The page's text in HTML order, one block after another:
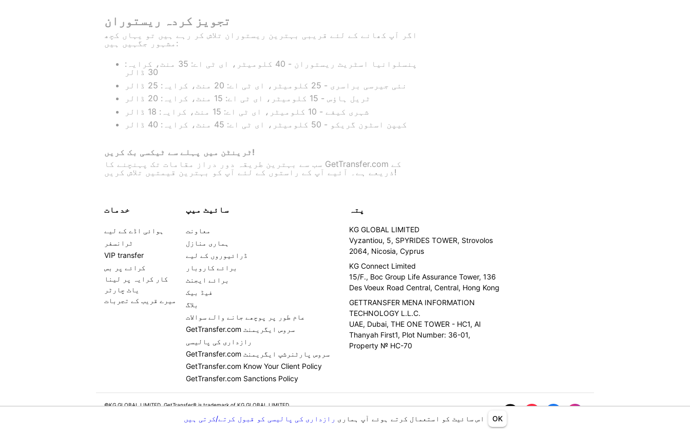
اس سائیٹ کو استعمال کرتے ہوئے آپ ہماری رازداری کی پالیسی کو قبول کرتے/کرتی ہیں OK
تجویز کردہ ریستوران
اگر آپ کھانے کے لئے قریبی بہترین ریستوران تلاش کر رہے ہیں تو یہاں کچھ
مشہور جگہیں ہیں:
پنسلوانیا اسٹریٹ ریستوران - 40 کلومیٹر، ای ٹی اے: 35 منٹ، کرایہ:
30 ڈالر
نئی جیرسی براسری - 25 کلومیٹر، ای ٹی اے: 20 منٹ، کرایہ: 25 ڈالر
ٹریل ہاؤس - 15 کلومیٹر، ای ٹی اے: 15 منٹ، کرایہ: 20 ڈالر
شہری کیفے - 10 کلومیٹر، ای ٹی اے: 15 منٹ، کرایہ: 18 ڈالر
کیپن اسٹون گریکو - 50 کلومیٹر، ای ٹی اے: 45 منٹ، کرایہ: 40 ڈالر
ٹرینٹن میں پہلے سے ٹیکسی بک کریں!
سب سے بہترین طریقہ دور دراز مقامات تک پہنچنے کا GetTransfer.com کے
ذریعے ہے۔ آئیے آپ کے راستوں کے لئے آپ کو بہترین قیمتیں تلاش کریں!
خدمات
ہوائی اڈے کے لیے
ٹرانسفر
VIP transfer
کرائے پر بس
کار کرایہ پر لینا
یاٹ چارٹر
میرے قریب کے تجربات
سائیٹ میپ
معاونت
ہماری منازل
ڈرائیوروں کے لیے
برائے کاروبار
برائے ایجنٹ
فیڈ بیک
بلاگ
عام طور پر پوچھے جانے والے سوالات
GetTransfer.com سروس ایگریمنٹ
رازداری کی پالیسی
GetTransfer.com سروس پارٹنرشپ ایگریمنٹ
GetTransfer.com Know Your Client Policy
GetTransfer.com Sanctions Policy
پتہ
KG GLOBAL LIMITED
Vyzantiou, 5, SPYRIDES TOWER, Strovolos
2064, Nicosia, Cyprus
KG Connect Limited
15/F., Boc Group Life Assurance Tower, 136
Des Voeux Road Central, Central, Hong Kong
GETTRANSFER MENA INFORMATION
TECHNOLOGY L.L.C.
UAE, Dubai, THE ONE TOWER - HC1, Al
Thanyah First1, Plot Number: 36-01,
Property № HC-70
©KG GLOBAL LIMITED. GetTransfer® is trademark of KG GLOBAL LIMITED.